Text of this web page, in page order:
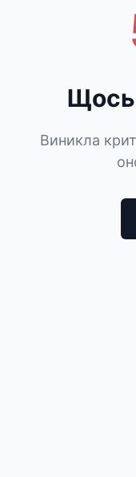
Щось
Виникла